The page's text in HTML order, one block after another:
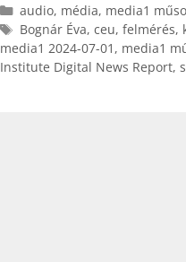
Kategória
audio, média, media1
Címkék
Bognár Éva, ceu, felmérés,
media1 2024-07-01 , media1
Institute Digital News Report,